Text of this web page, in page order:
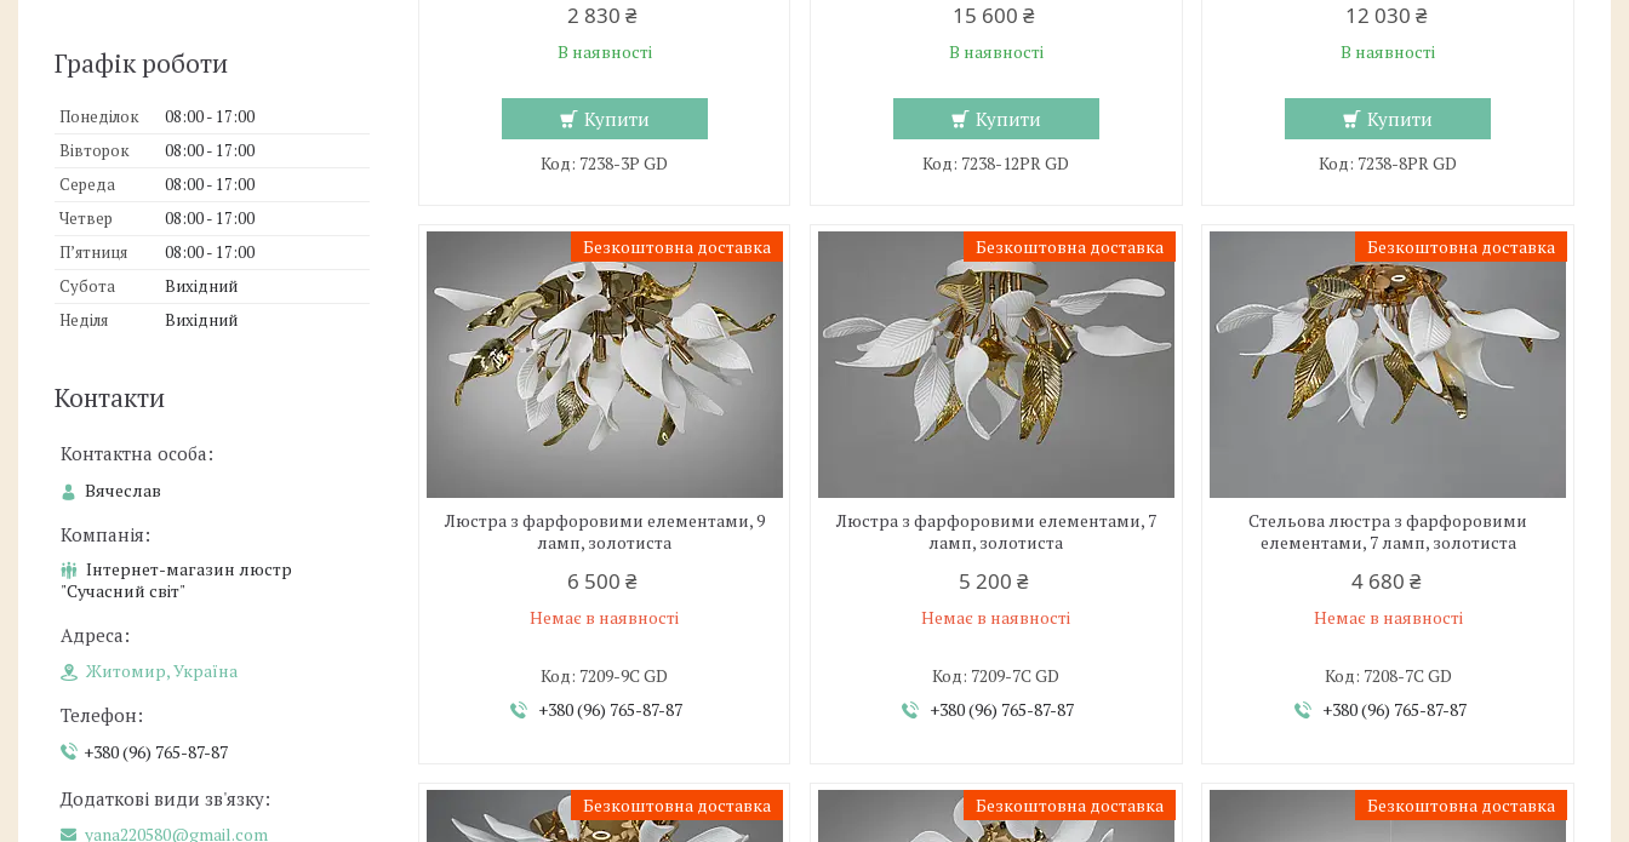
2 830 ₴
В наявності
Купити
7238-3P GD
15 600 ₴
В наявності
Купити
7238-12PR GD
12 030 ₴
В наявності
Купити
7238-8PR GD
Безкоштовна доставка
Люстра з фарфоровими елементами, 9
ламп, золотиста
6 500 ₴
Немає в наявності
7209-9C GD
+380 (96) 765-87-87
Безкоштовна доставка
Люстра з фарфоровими елементами, 7
ламп, золотиста
5 200 ₴
Немає в наявності
7209-7C GD
+380 (96) 765-87-87
Безкоштовна доставка
Стельова люстра з фарфоровими
елементами, 7 ламп, золотиста
4 680 ₴
Немає в наявності
7208-7C GD
+380 (96) 765-87-87
Безкоштовна доставка Безкоштовна доставка Безкоштовна доставка
Графік роботи
Понеділок 08:00
17:00
Вівторок
08:00
17:00
Середа
08:00
17:00
Четвер
08:00
17:00
Пʼятниця
08:00
17:00
Субота
Вихідний
Неділя
Вихідний
Контакти
Вячеслав
Інтернет-магазин люстр
"Сучасний світ"
Житомир, Україна
+380 (96) 765-87-87
yana220580@gmail.com